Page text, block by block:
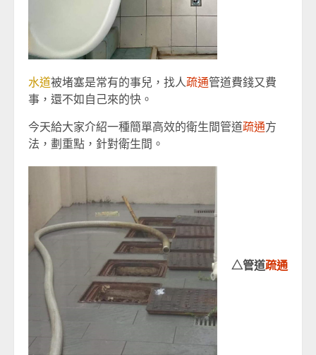
水道被堵塞是常有的事兒，找人疏通管道費錢又費
事，還不如自己來的快。
今天給大家介紹一種簡單高效的衛生間管道疏通方
法，劃重點，針對衛生間。
△管道疏通